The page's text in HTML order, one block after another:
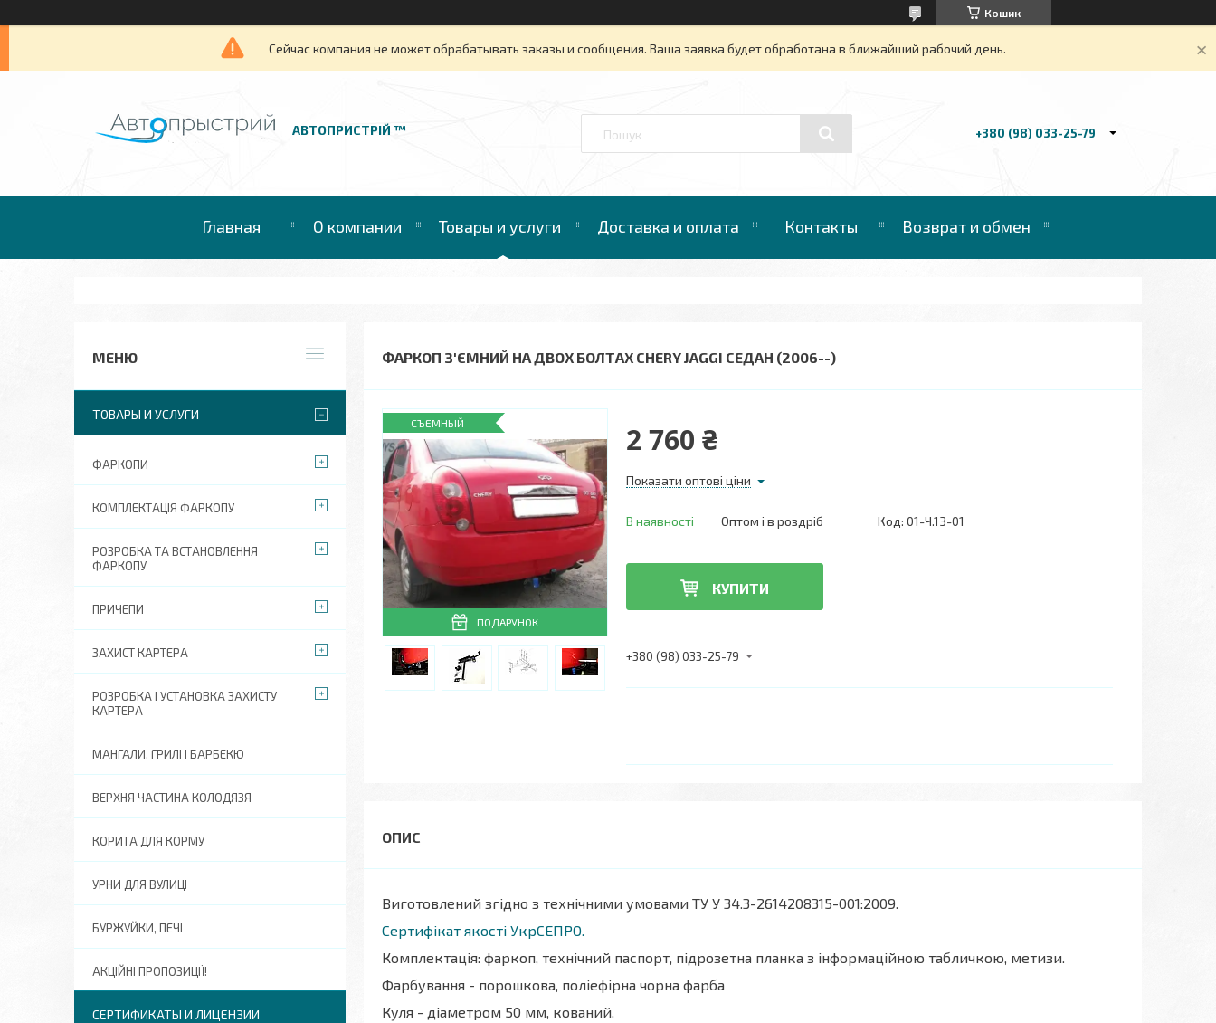
Кошик
Сейчас компания не может обрабатывать заказы и сообщения. Ваша заявка будет обработана в ближайший рабочий день.
АВТОПРИСТРІЙ ™ +380 (98) 033-25-79
Главная О компании Товары и услуги Доставка и оплата Контакты Возврат и обмен
ФАРКОП З'ЄМНИЙ НА ДВОХ БОЛТАХ CHERY JAGGI СЕДАН (2006--)
ПОДАРУНОК
СЪЕМНЫЙ 2 760 ₴
Показати оптові ціни
В наявності Оптом і в роздріб Код: 01-Ч.13-01
КУПИТИ
+380 (98) 033-25-79
Виготовлений згідно з технічними умовами ТУ У 34.3-2614208315-001:2009.
Сертифікат якості УкрСЕПРО.
Комплектація: фаркоп, технічний паспорт, підрозетна планка з інформаційною табличкою, метизи.
Фарбування - порошкова, поліефірна чорна фарба
Куля - діаметром 50 мм, кований.
ТОВАРЫ И УСЛУГИ
ФАРКОПИ
КОМПЛЕКТАЦІЯ ФАРКОПУ
РОЗРОБКА ТА ВСТАНОВЛЕННЯ
ФАРКОПУ
ПРИЧЕПИ
ЗАХИСТ КАРТЕРА
РОЗРОБКА І УСТАНОВКА ЗАХИСТУ
КАРТЕРА
МАНГАЛИ, ГРИЛІ І БАРБЕКЮ
ВЕРХНЯ ЧАСТИНА КОЛОДЯЗЯ
КОРИТА ДЛЯ КОРМУ
УРНИ ДЛЯ ВУЛИЦІ
БУРЖУЙКИ, ПЕЧІ
АКЦІЙНІ ПРОПОЗИЦІЇ!
СЕРТИФИКАТЫ И ЛИЦЕНЗИИ